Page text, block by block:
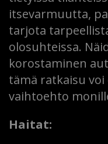
itsevarmuutta,
tarjota
olosuhteissa.
korostaminen
tämä ratkaisu
vaihtoehto
Haitat: